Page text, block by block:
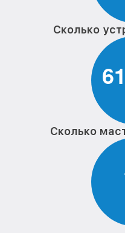
Сколько
61
Сколько